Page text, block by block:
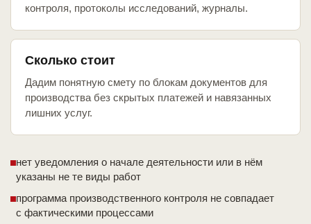
контроля, протоколы исследований, журналы.
Сколько стоит
Дадим понятную смету по блокам документов для
производства без скрытых платежей и навязанных
лишних услуг.
нет уведомления о начале деятельности или в нём
указаны не те виды работ
программа производственного контроля не совпадает
с фактическими процессами